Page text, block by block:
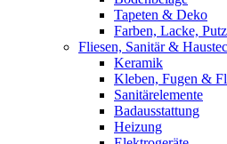
Tapeten & Deko
Farben, Lacke,
Fliesen, Sanitär &
Keramik
Kleben, Fugen &
Sanitärelemente
Badausstattung
Heizung